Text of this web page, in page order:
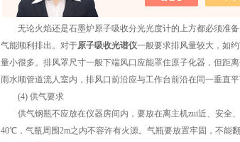
(3) 排风装置
无论火焰还是石墨炉原子吸收分光光度计的上方都必须准备
气能顺利排出。对于原子吸收光谱仪一般要求排风量较大，如
量小很多。排风罩尺寸一般下端风口应能罩住原子化器，但距
雨水顺管道流人室内，排风口前沿应与工作台前沿在同一垂直平
(4) 供气要求
供气钢瓶不应放在仪器房间内，要放在离主机zui近、安全
40℃，气瓶周围2m之内不容许有火源。气瓶要放置牢固，不能